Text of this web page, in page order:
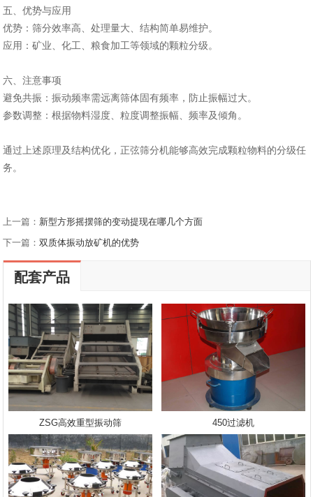
‌五、优势与应用‌
‌优势‌：筛分效率高、处理量大、结构简单易维护。
‌应用‌：矿业、化工、粮食加工等领域的颗粒分级。
‌六、注意事项‌
‌避免共振‌：振动频率需远离筛体固有频率，防止振幅过大。
‌参数调整‌：根据物料湿度、粒度调整振幅、频率及倾角。
通过上述原理及结构优化，正弦筛分机能够高效完成颗粒物料的分级任
务。
上一篇： 新型方形摇摆筛的变动提现在哪几个方面
下一篇：双质体振动放矿机的优势
配套产品
ZSG高效重型振动筛 450过滤机